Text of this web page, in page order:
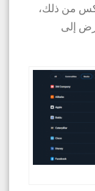
من ذلك،
إلى